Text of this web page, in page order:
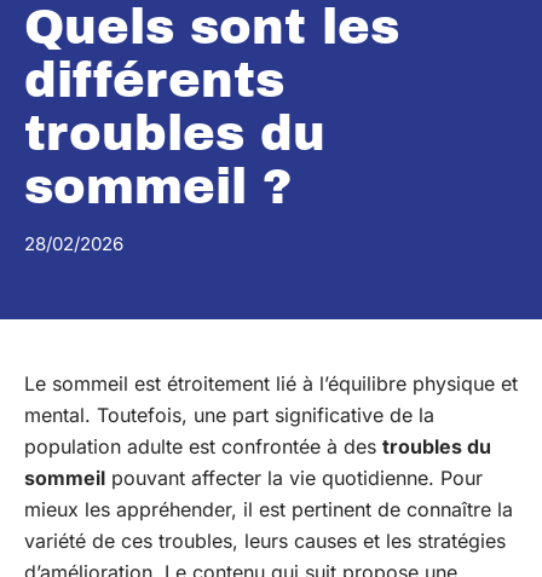
Quels sont les
différents
troubles du
sommeil ?
28/02/2026
Le sommeil est étroitement lié à l’équilibre physique et
mental. Toutefois, une part significative de la
population adulte est confrontée à des troubles du
sommeil pouvant affecter la vie quotidienne. Pour
mieux les appréhender, il est pertinent de connaître la
variété de ces troubles, leurs causes et les stratégies
d’amélioration. Le contenu qui suit propose une